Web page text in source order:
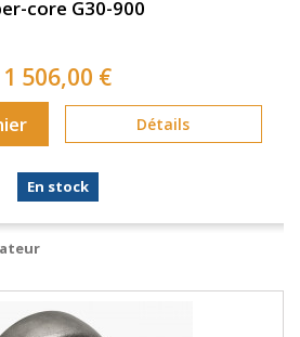
core G30-900
1 506,00 €
Détails
En stock